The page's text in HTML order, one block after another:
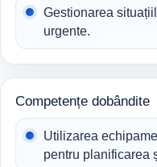
Gestionarea
urgente.
Competențe dobândite
Utilizarea
pentru planificarea